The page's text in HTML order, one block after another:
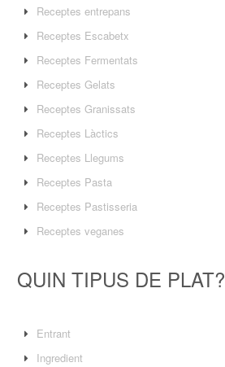
Receptes entrepans
Receptes Escabetx
Receptes Fermentats
Receptes Gelats
Receptes Granissats
Receptes Làctics
Receptes Llegums
Receptes Pasta
Receptes Pastisseria
Receptes veganes
QUIN TIPUS DE PLAT?
Entrant
Ingredient